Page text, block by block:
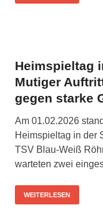
Heimspieltag
Mutiger
gegen starke
Am 01.02.2026
Heim­spiel­tag in der
TSV Blau-Weiß
war­te­ten zwei
WEITERLESEN